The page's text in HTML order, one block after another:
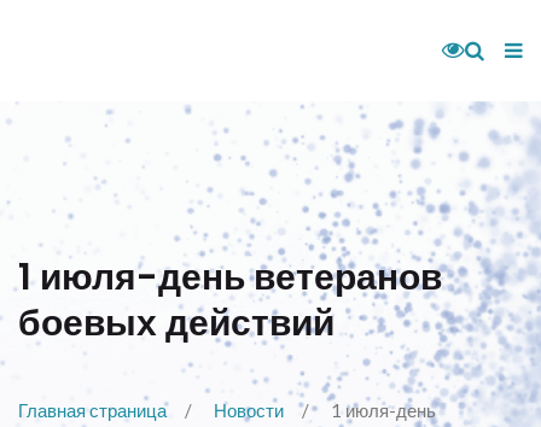
1 июля-день ветеранов
боевых действий
Главная страница Новости
1 июля-день